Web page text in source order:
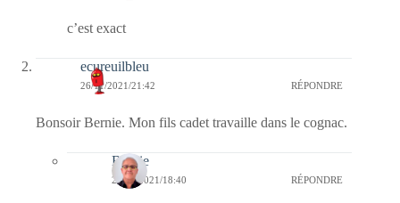
c’est exact
ecureuilbleu
26/11/2021/21:42 RÉPONDRE
Bonsoir Bernie. Mon fils cadet travaille dans le cognac.
Bernie
29/11/2021/18:40 RÉPONDRE